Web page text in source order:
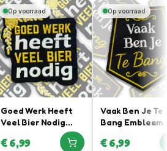
Op voorraad
Goed Werk Heeft
Veel Bier Nodig
€6,99
Op voorraad
Vaak Ben Je Te
Bang Embleem
€6,99